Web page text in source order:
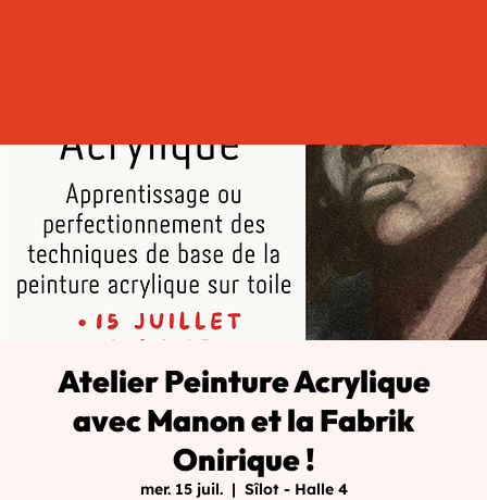
Atelier Peinture Acrylique
avec Manon et la Fabrik
Onirique !
mer. 15 juil.
  |
Sîlot - Halle 4